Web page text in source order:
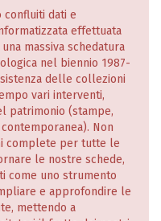
confluiti dati e
effettuata
massiva schedatura
nel biennio 1987-
delle collezioni
vari interventi,
patrimonio (stampe,
Non
complete per tutte le
le nostre schede,
come uno strumento
e approfondire le
mettendo a